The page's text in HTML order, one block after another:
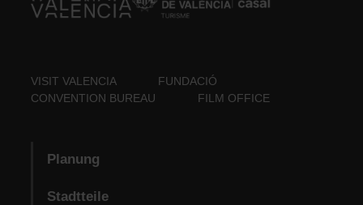
VISIT VALENCIA
FUNDACIÓ
CONVENTION BUREAU
FILM OFFICE
Planung
Stadtteile